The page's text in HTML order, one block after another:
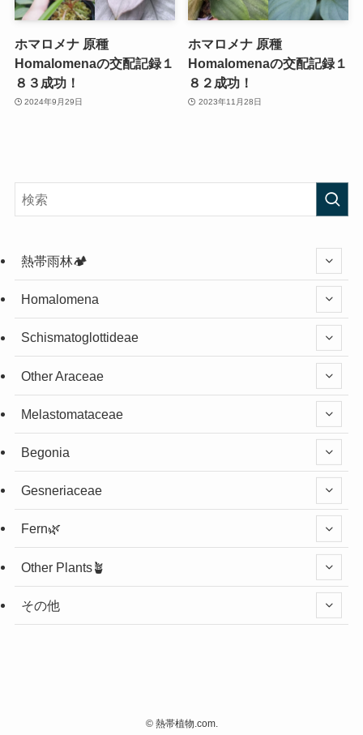
ホマロメナ 原種
Homalomenaの交配記録１
８３成功！
2024年9月29日
ホマロメナ 原種
Homalomenaの交配記録１
８２成功！
2023年11月28日
熱帯雨林🏕️
Homalomena
Schismatoglottideae
Other Araceae
Melastomataceae
Begonia
Gesneriaceae
Fern🌿
Other Plants🪴
その他
©熱帯植物.com.